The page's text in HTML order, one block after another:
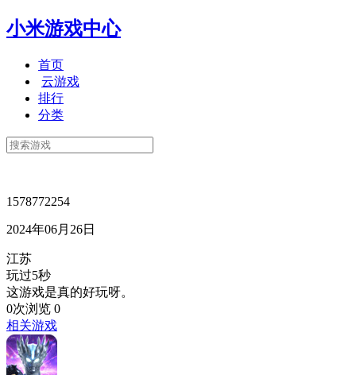
小米游戏中心
首页
云游戏
排行
分类
1578772254
2024年06月26日
江苏
玩过5秒
这游戏是真的好玩呀。
0次浏览 0
相关游戏